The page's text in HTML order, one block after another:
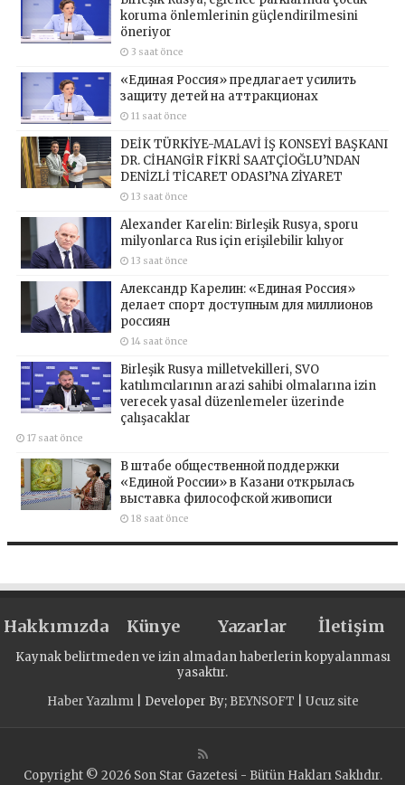
koruma önlemlerinin güçlendirilmesini
öneriyor
3 saat önce
«Единая Россия» предлагает усилить
защиту детей на аттракционах
11 saat önce
DEİK TÜRKİYE-MALAVİ İŞ KONSEYİ BAŞKANI
DR. CİHANGİR FİKRİ SAATÇİOĞLU’NDAN
DENİZLİ TİCARET ODASI’NA ZİYARET
13 saat önce
Alexander Karelin: Birleşik Rusya, sporu
milyonlarca Rus için erişilebilir kılıyor
13 saat önce
Александр Карелин: «Единая Россия»
делает спорт доступным для миллионов
россиян
14 saat önce
Birleşik Rusya milletvekilleri, SVO
katılımcılarının arazi sahibi olmalarına izin
verecek yasal düzenlemeler üzerinde
çalışacaklar
17 saat önce
В штабе общественной поддержки
«Единой России» в Казани открылась
выставка философской живописи
18 saat önce
Hakkımızda Künye Yazarlar İletişim
Kaynak belirtmeden ve izin almadan haberlerin kopyalanması
yasaktır.
Haber Yazılımı| Developer By; BEYNSOFT Ucuz site
Copyright © 2026 Son Star Gazetesi - Bütün Hakları Saklıdır.